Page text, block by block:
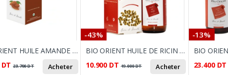
BIO ORIENT HUILE AMANDE DOUCE 90ML
DT 23.700DT Acheter
-43%
BIO ORIENT HUILE DE RICIN 90ML
10.900 DT 19.000DT Acheter
-13%
23.400 DT